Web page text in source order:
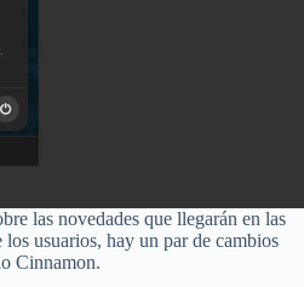
las novedades que llegarán en las
usuarios, hay un par de cambios
Cinnamon.